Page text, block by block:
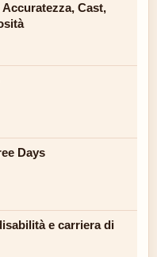
Cast,
Days
e carriera di